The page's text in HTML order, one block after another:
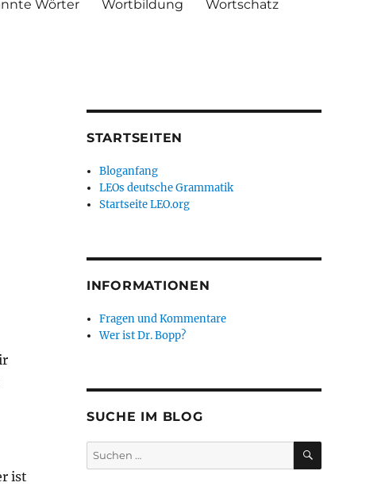
Wörter Wortbildung Wortschatz
ist
STARTSEITEN
Bloganfang
LEOs deutsche Grammatik
Startseite LEO.org
INFORMATIONEN
Fragen und Kommentare
Wer ist Dr. Bopp?
SUCHE IM BLOG
Suchen
nach:
SUCHEN